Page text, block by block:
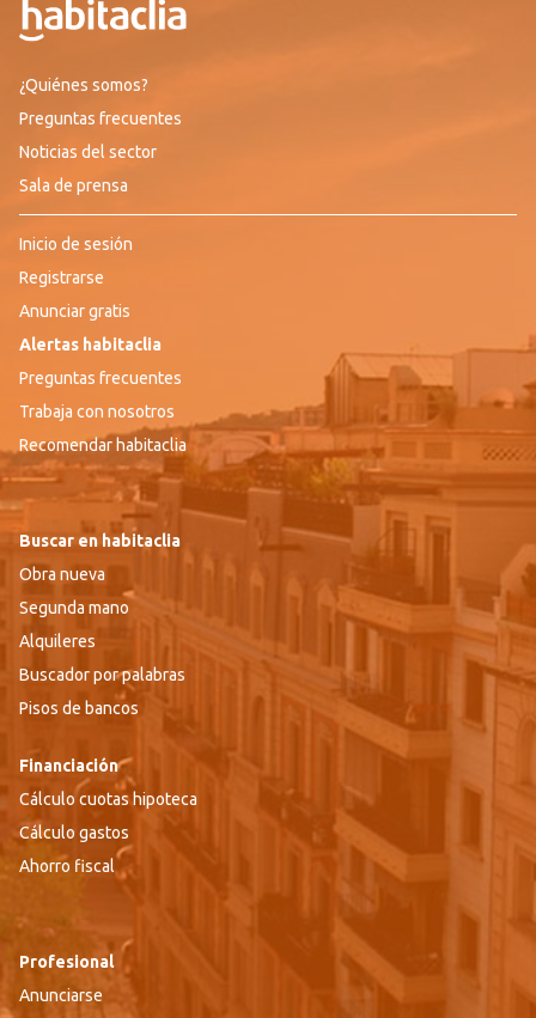
¿Quiénes somos?
Preguntas frecuentes
Noticias del sector
Sala de prensa
Inicio de sesión
Registrarse
Anunciar gratis
Alertas habitaclia
Preguntas frecuentes
Trabaja con nosotros
Recomendar habitaclia
Buscar en habitaclia
Obra nueva
Segunda mano
Alquileres
Buscador por palabras
Pisos de bancos
Financiación
Cálculo cuotas hipoteca
Cálculo gastos
Ahorro fiscal
Profesional
Anunciarse